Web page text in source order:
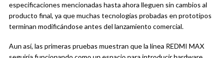
especificaciones mencionadas hasta ahora lleguen sin cambios al
producto final, ya que muchas tecnologías probadas en prototipos
terminan modificándose antes del lanzamiento comercial.
Aun así, las primeras pruebas muestran que la línea REDMI MAX